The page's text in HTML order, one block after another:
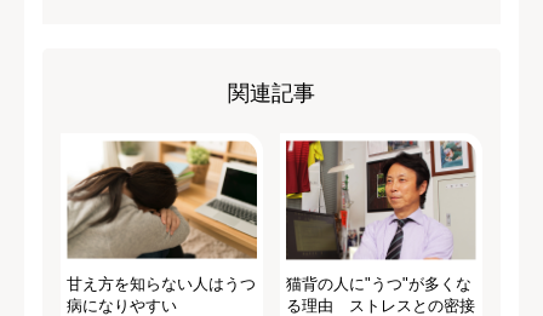
関連記事
甘え方を知らない人はうつ
病になりやすい
猫背の人に"うつ"が多くな
る理由 ストレスとの密接